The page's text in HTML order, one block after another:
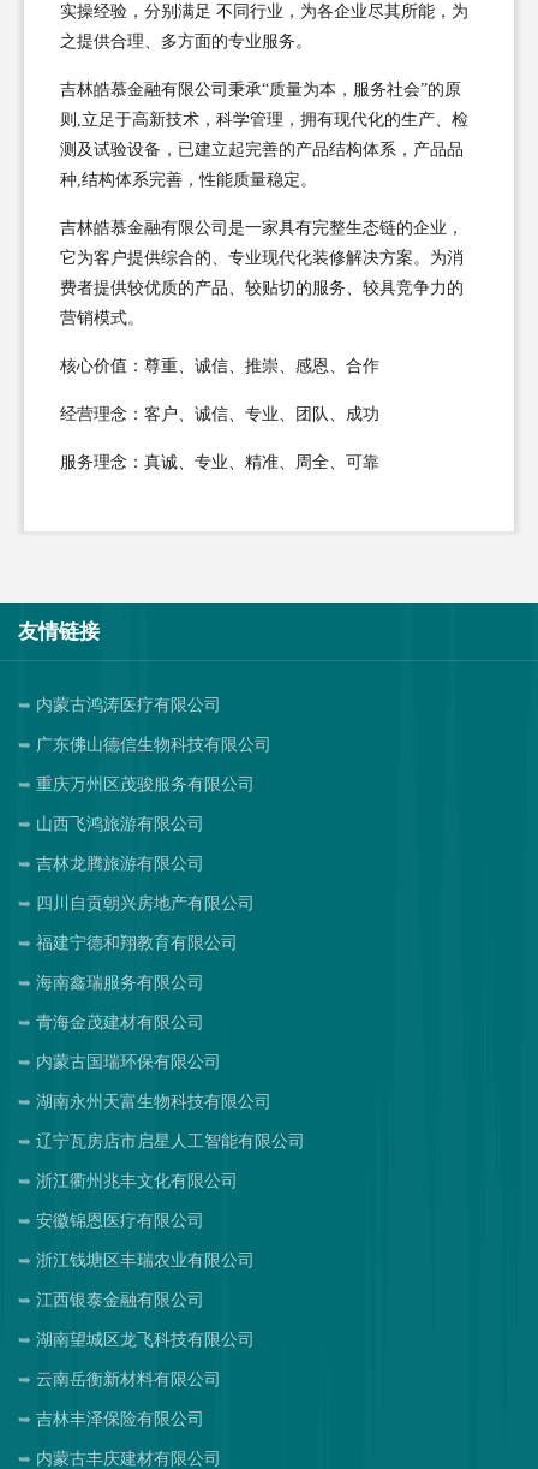
实操经验，分别满足 不同行业，为各企业尽其所能，为
之提供合理、多方面的专业服务。
吉林皓慕金融有限公司秉承“质量为本，服务社会”的原
则,立足于高新技术，科学管理，拥有现代化的生产、检
测及试验设备，已建立起完善的产品结构体系，产品品
种,结构体系完善，性能质量稳定。
吉林皓慕金融有限公司是一家具有完整生态链的企业，
它为客户提供综合的、专业现代化装修解决方案。为消
费者提供较优质的产品、较贴切的服务、较具竞争力的
营销模式。
核心价值：尊重、诚信、推崇、感恩、合作
经营理念：客户、诚信、专业、团队、成功
服务理念：真诚、专业、精准、周全、可靠
友情链接
内蒙古鸿涛医疗有限公司
广东佛山德信生物科技有限公司
重庆万州区茂骏服务有限公司
山西飞鸿旅游有限公司
吉林龙腾旅游有限公司
四川自贡朝兴房地产有限公司
福建宁德和翔教育有限公司
海南鑫瑞服务有限公司
青海金茂建材有限公司
内蒙古国瑞环保有限公司
湖南永州天富生物科技有限公司
辽宁瓦房店市启星人工智能有限公司
浙江衢州兆丰文化有限公司
安徽锦恩医疗有限公司
浙江钱塘区丰瑞农业有限公司
江西银泰金融有限公司
湖南望城区龙飞科技有限公司
云南岳衡新材料有限公司
吉林丰泽保险有限公司
内蒙古丰庆建材有限公司